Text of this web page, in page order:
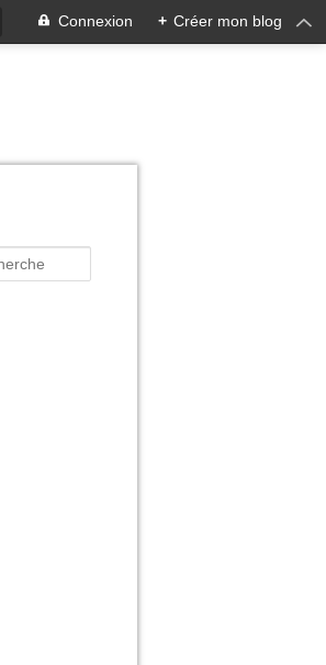
Connexion + Créer mon blog